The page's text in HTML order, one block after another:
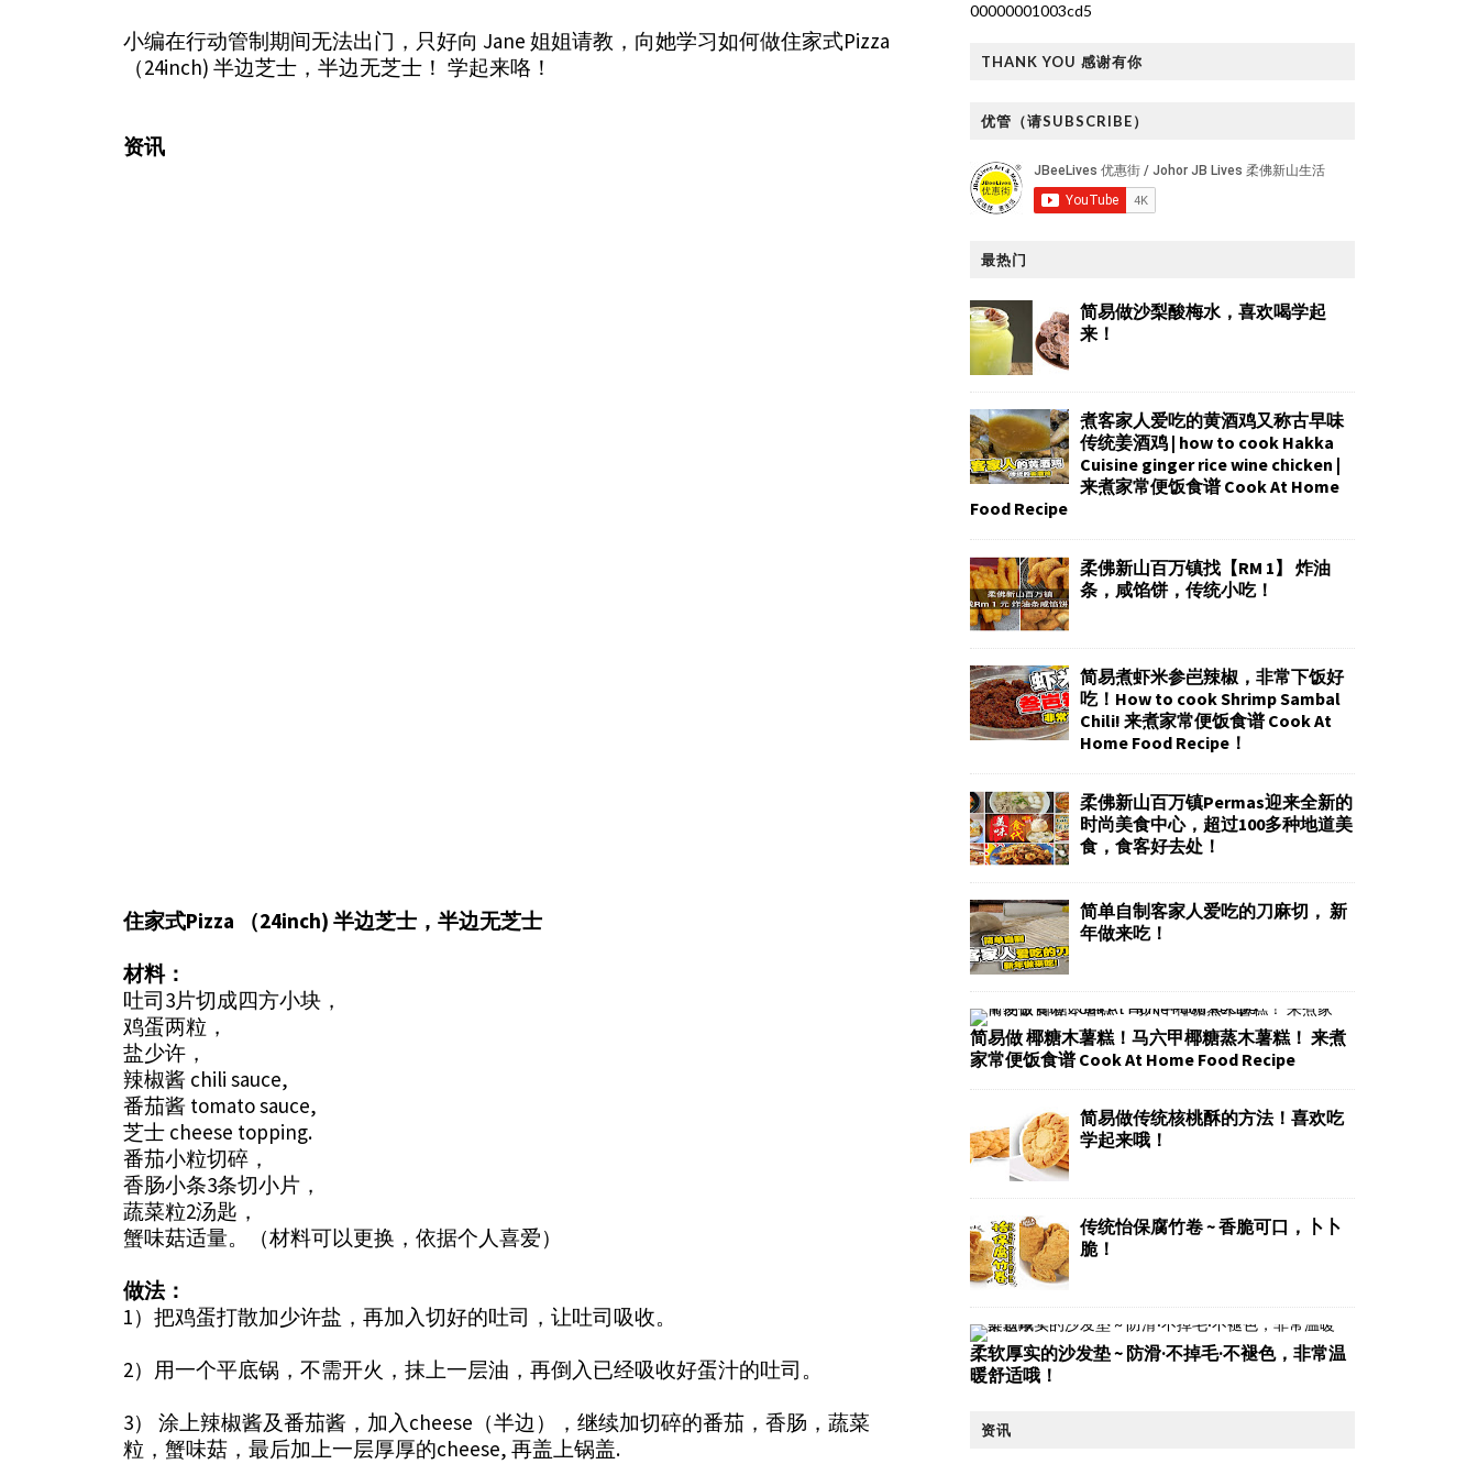
小编在行动管制期间无法出门，只好向 Jane 姐姐请教，向她学习如何做住家式Pizza
（24inch) 半边芝士，半边无芝士！ 学起来咯！
资讯
住家式Pizza （24inch) 半边芝士，半边无芝士
材料：
吐司3片切成四方小块，
鸡蛋两粒，
盐少许，
辣椒酱 chili sauce,
番茄酱 tomato sauce,
芝士 cheese topping.
番茄小粒切碎，
香肠小条3条切小片，
蔬菜粒2汤匙，
蟹味菇适量。（材料可以更换，依据个人喜爱）
做法：
1）把鸡蛋打散加少许盐，再加入切好的吐司，让吐司吸收。
2）用一个平底锅，不需开火，抹上一层油，再倒入已经吸收好蛋汁的吐司。
3） 涂上辣椒酱及番茄酱，加入cheese（半边），继续加切碎的番茄，香肠，蔬菜
粒，蟹味菇，最后加上一层厚厚的cheese, 再盖上锅盖.
00000001003cd5
THANK YOU 感谢有你
优管（请SUBSCRIBE）
最热门
简易做沙梨酸梅水，喜欢喝学起
来！
煮客家人爱吃的黄酒鸡又称古早味
传统姜酒鸡 | how to cook Hakka
Cuisine ginger rice wine chicken |
来煮家常便饭食谱 Cook At Home
Food Recipe
柔佛新山百万镇找【RM 1】 炸油
条，咸馅饼，传统小吃！
简易煮虾米参岜辣椒，非常下饭好
吃！How to cook Shrimp Sambal
Chili! 来煮家常便饭食谱 Cook At
Home Food Recipe！
柔佛新山百万镇Permas迎来全新的
时尚美食中心，超过100多种地道美
食，食客好去处！
简单自制客家人爱吃的刀麻切， 新
年做来吃！
简易做 椰糖木薯糕！马六甲椰糖蒸木薯糕！ 来煮
家常便饭食谱 Cook At Home Food Recipe
简易做传统核桃酥的方法！喜欢吃
学起来哦！
传统怡保腐竹卷 ~ 香脆可口，卜卜
脆！
柔软厚实的沙发垫 ~ 防滑·不掉毛·不褪色，非常温
暖舒适哦！
资讯